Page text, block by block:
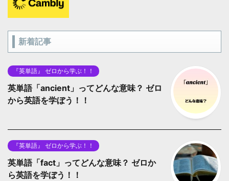
新着記事
『英単語』 ゼロから学ぶ！！
英単語「ancient」ってどんな意味？ ゼロ
から英語を学ぼう！！
『英単語』 ゼロから学ぶ！！
英単語「fact」ってどんな意味？ ゼロか
ら英語を学ぼう！！